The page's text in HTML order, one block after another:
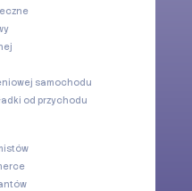
samochodu
od przychodu